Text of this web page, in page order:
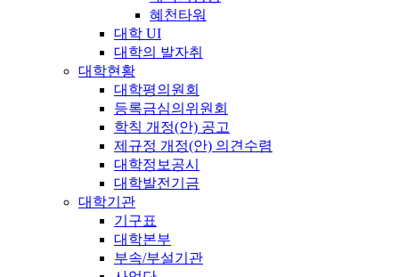
혜천타워
대학 UI
대학의 발자취
대학현황
대학평의원회
등록금심의위원회
학칙 개정(안) 공고
제규정 개정(안) 의견수렴
대학정보공시
대학발전기금
대학기관
기구표
대학본부
부속/부설기관